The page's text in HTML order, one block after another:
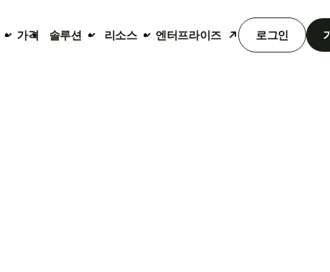
가격 솔루션 리소스 엔터프라이즈 로그인